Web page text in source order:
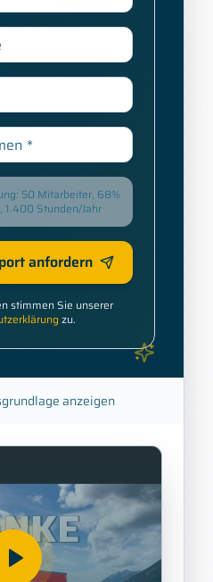
50 Mitarbeiter, 68%
1.400 Stunden/Jahr
anfordern
stimmen Sie unserer
zu.
anzeigen